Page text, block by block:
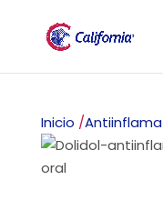
Inicio /